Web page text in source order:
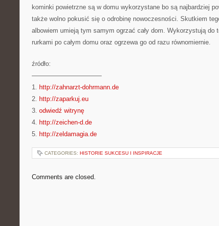
kominki powietrzne są w domu wykorzystane bo są najbardziej
także wolno pokusić się o odrobinę nowoczesności. Skutkiem
albowiem umieją tym samym ogrzać cały dom. Wykorzystują do
rurkami po całym domu oraz ogrzewa go od razu równomiernie.
źródło:
———————————
1. http://zahnarzt-dohrmann.de
2. http://zaparkuj.eu
3. odwiedź witrynę
4. http://zeichen-d.de
5. http://zeldamagia.de
CATEGORIES: HISTORIE SUKCESU I INSPIRACJE
Comments are closed.